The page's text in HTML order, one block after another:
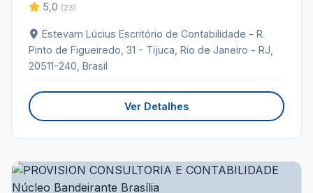
5,0 (23)
Estevam Lúcius Escritório de Contabilidade - R.
Pinto de Figueiredo, 31 - Tijuca, Rio de Janeiro - RJ,
20511-240, Brasil
Ver Detalhes